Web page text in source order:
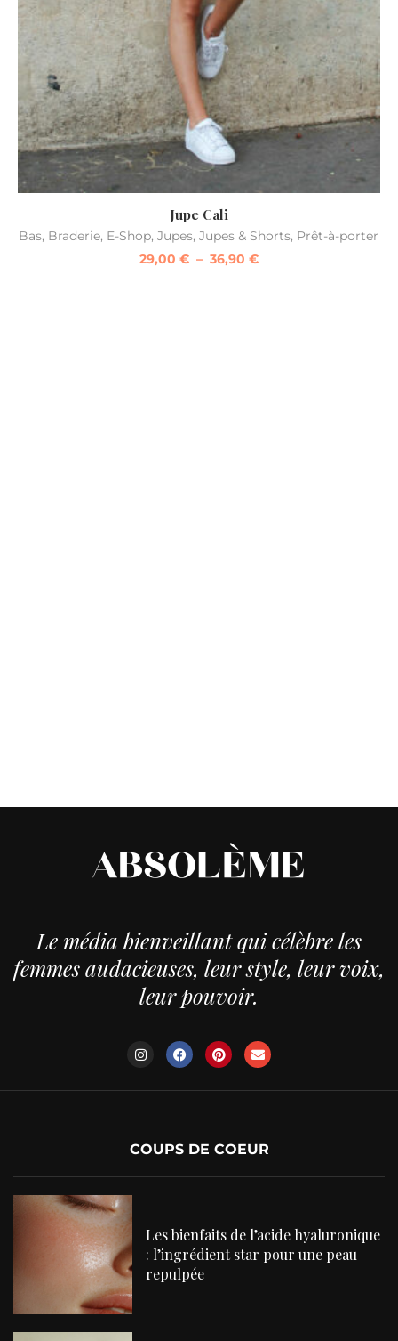
Jupe Cali
Bas, Braderie, E-Shop,Jupes,Jupes & Shorts, Prêt-à-porter
29,00 € – 36,90 €
Le média bienveillant qui célèbre les
femmes audacieuses, leur style, leur voix,
leur pouvoir.
COUPS DE COEUR
Les bienfaits de l’acide hyaluronique
: l’ingrédient star pour une peau
repulpée